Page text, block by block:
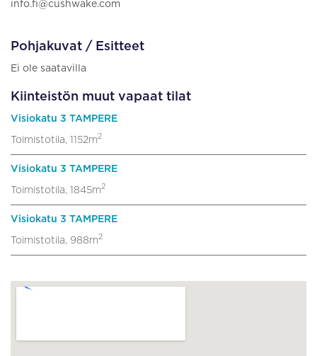
info.fi@cushwake.com
Pohjakuvat / Esitteet
Ei ole saatavilla
Kiinteistön muut vapaat tilat
Visiokatu 3 TAMPERE
Toimistotila, 1152m2
Visiokatu 3 TAMPERE
Toimistotila, 1845m2
Visiokatu 3 TAMPERE
Toimistotila, 988m2